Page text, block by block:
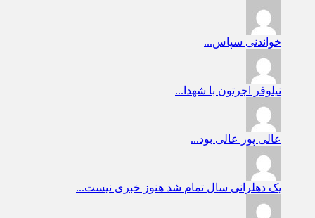
خواندنی سپاس...
نیلوفر اجرتون با شهدا...
عالی پور عالی بود...
یک دهلرانی سال تمام شد هنوز خبری نیست...